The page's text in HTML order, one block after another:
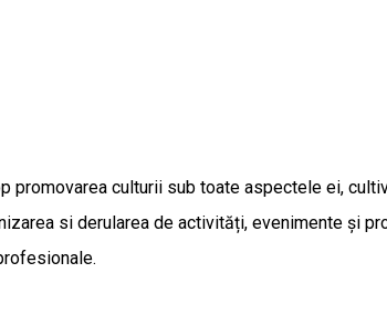
culturii sub toate aspectele ei,
si derularea de activități, evenimente și